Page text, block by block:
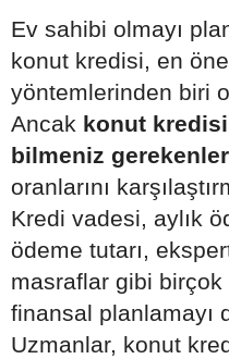
Ev sahibi olmayı
konut kredisi, en
yöntemlerinden biri
Ancak konut
bilmeniz gerekenler
oranlarını
Kredi vadesi, aylık
ödeme tutarı,
masraflar gibi
finansal planlamayı
Uzmanlar, konut